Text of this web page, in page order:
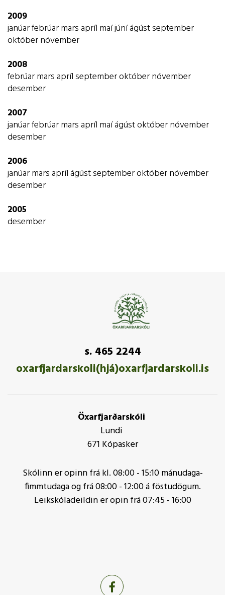
2009
janúarfebrúarmarsapríl maíjúníágústseptember
októbernóvember
2008
febrúarmarsaprílseptemberoktóbernóvember
desember
2007
janúarfebrúarmarsapríl maíágústoktóbernóvember
desember
2006
janúarmarsaprílágústseptemberoktóbernóvember
desember
2005
desember
s. 465 2244
oxarfjardarskoli(hjá)oxarfjardarskoli.is
Öxarfjarðarskóli
Lundi
671 Kópasker
Skólinn er opinn frá kl. 08:00 - 15:10 mánudaga-
fimmtudaga og frá 08:00 - 12:00 á föstudögum.
Leikskóladeildin er opin frá 07:45 - 16:00